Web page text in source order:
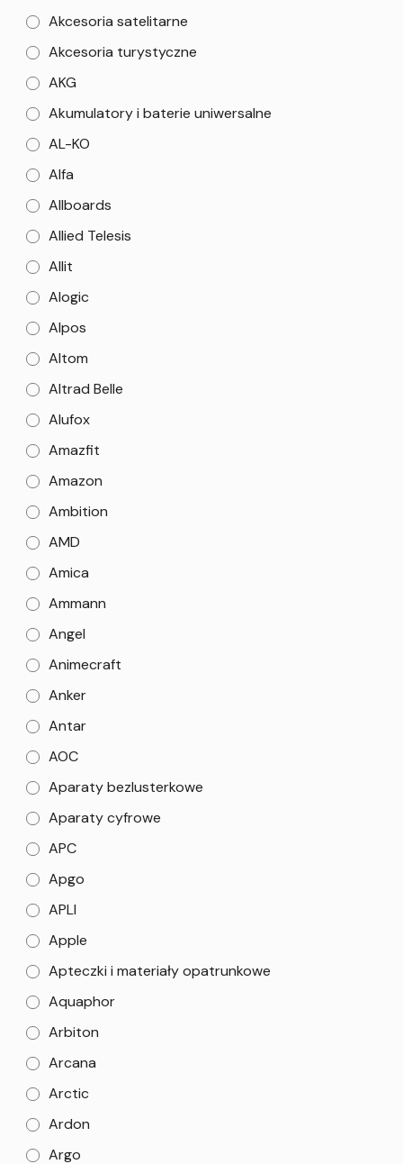
Akcesoria satelitarne
Akcesoria turystyczne
AKG
Akumulatory i baterie uniwersalne
AL-KO
Alfa
Allboards
Allied Telesis
Allit
Alogic
Alpos
Altom
Altrad Belle
Alufox
Amazfit
Amazon
Ambition
AMD
Amica
Ammann
Angel
Animecraft
Anker
Antar
AOC
Aparaty bezlusterkowe
Aparaty cyfrowe
APC
Apgo
APLI
Apple
Apteczki i materiały opatrunkowe
Aquaphor
Arbiton
Arcana
Arctic
Ardon
Argo